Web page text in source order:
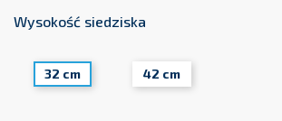
Wysokość siedziska
32 cm 42 cm